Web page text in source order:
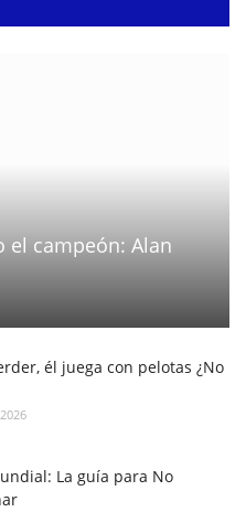
el campeón: Alan
él juega con pelotas ¿No
La guía para No